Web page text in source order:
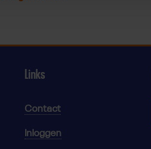
Links
Contact
Inloggen